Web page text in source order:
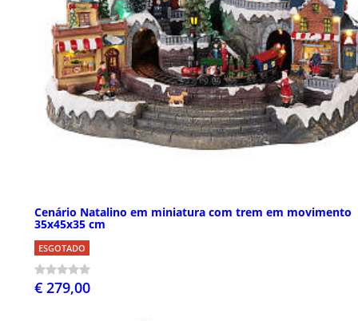
Cenário Natalino em miniatura com trem em movimento
35x45x35 cm
ESGOTADO
€ 279,00